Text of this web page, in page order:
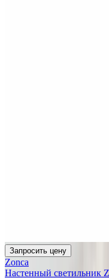
Запросить цену
Zonca
Настенный светильник